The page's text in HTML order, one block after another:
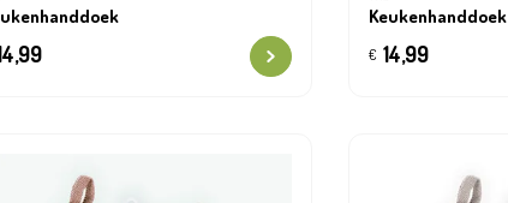
Keukenhanddoek
€ 14,99